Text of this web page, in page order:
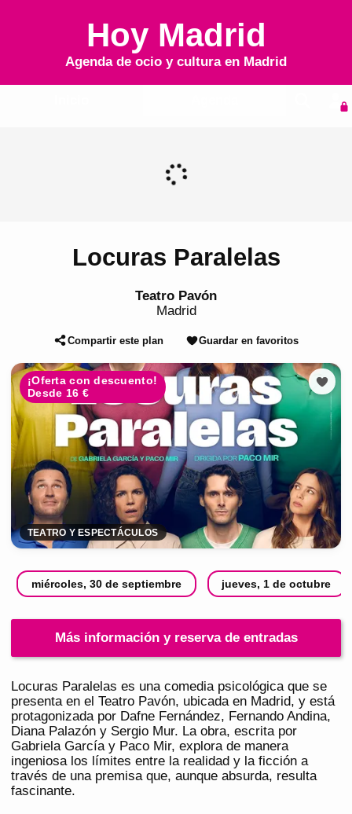
Hoy Madrid
Agenda de ocio y cultura en Madrid
Locuras Paralelas
Teatro Pavón
Madrid
Compartir este plan Guardar en favoritos
¡Oferta con descuento!
Desde 16 €
TEATRO Y ESPECTÁCULOS
miércoles, 30 de septiembre jueves, 1 de octubre
Más información y reserva de entradas
Locuras Paralelas es una comedia psicológica que se
presenta en el Teatro Pavón, ubicada en Madrid, y está
protagonizada por Dafne Fernández, Fernando Andina,
Diana Palazón y Sergio Mur. La obra, escrita por
Gabriela García y Paco Mir, explora de manera
ingeniosa los límites entre la realidad y la ficción a
través de una premisa que, aunque absurda, resulta
fascinante.